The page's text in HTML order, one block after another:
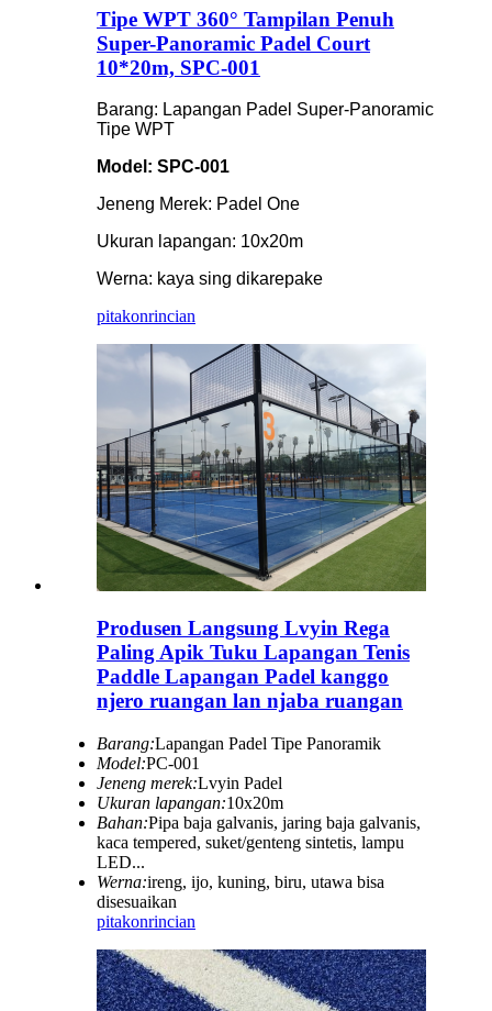
Tipe WPT 360° Tampilan Penuh
Super-Panoramic Padel Court
10*20m, SPC-001
Barang: Lapangan Padel Super-Panoramic
Tipe WPT
Model: SPC-001
Jeneng Merek: Padel One
Ukuran lapangan: 10x20m
Werna: kaya sing dikarepake
pitakonrincian
Produsen Langsung Lvyin Rega
Paling Apik Tuku Lapangan Tenis
Paddle Lapangan Padel kanggo
njero ruangan lan njaba ruangan
Barang:Lapangan Padel Tipe Panoramik
Model:PC-001
Jeneng merek:Lvyin Padel
Ukuran lapangan:10x20m
Bahan:Pipa baja galvanis, jaring baja galvanis,
kaca tempered, suket/genteng sintetis, lampu
LED...
Werna:ireng, ijo, kuning, biru, utawa bisa
disesuaikan
pitakonrincian